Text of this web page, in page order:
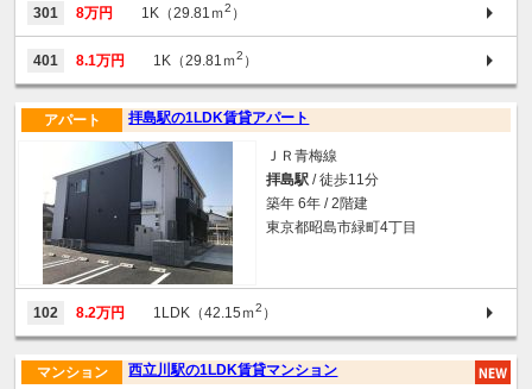
301 8万円 1K（29.81ｍ2 ）
401 8.1万円 1K（29.81ｍ2 ）
拝島駅の1LDK賃貸アパート
アパート
ＪＲ青梅線
拝島駅 / 徒歩11分
築年 6年 / 2階建
東京都昭島市緑町4丁目
102 8.2万円 1LDK（42.15ｍ2 ）
西立川駅の1LDK賃貸マンション
マンション